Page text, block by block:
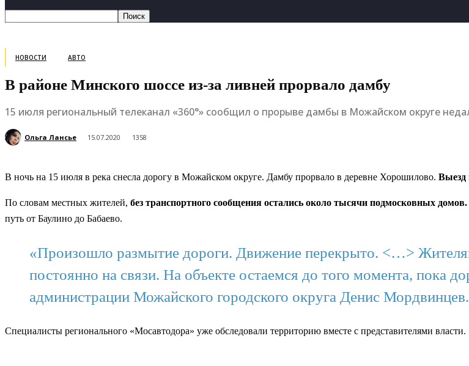
НОВОСТИ АВТО
В районе Минского шоссе из-за ливней прорвало дамбу
15 июля региональный телеканал «360°» сообщил о прорыве дамбы в Можайском округе
Ольга Лансье 15.07.2020 1358
В ночь на 15 июля в река снесла дорогу в Можайском округе. Дамбу прорвало в деревне Хорошилово. Выезд
По словам местных жителей, без транспортного сообщения остались около тысячи подмосковных домов.
путь от Баулино до Бабаево.
«Произошло размытие дороги. Движение перекрыто. <…>
постоянно на связи. На объекте остаемся до того момента, пока
администрации Можайского городского округа Денис Мордвинцев.
Специалисты регионального «Мосавтодора» уже обследовали территорию вместе с представителями власти.